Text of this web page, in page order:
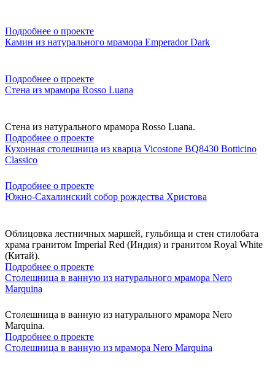
Подробнее о проекте
Камин из натурального мрамора Emperador Dark
Подробнее о проекте
Стена из мрамора Rosso Luana
Стена из натурального мрамора Rosso Luana.
Подробнее о проекте
Кухонная столешница из кварца Vicostone BQ8430 Botticino
Classico
Подробнее о проекте
Южно-Сахалинский собор рождества Христова
Облицовка лестничных маршей, гульбища и стен стилобата
храма гранитом Imperial Red (Индия) и гранитом Royal White
(Китай).
Подробнее о проекте
Столешница в ванную из натурального мрамора Nero
Marquina
Столешница в ванную из натурального мрамора Nero
Marquina.
Подробнее о проекте
Столешница в ванную из мрамора Nero Marquina